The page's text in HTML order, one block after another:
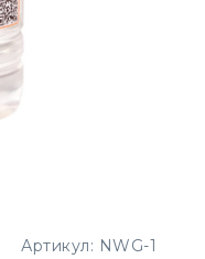
Артикул: NWG-1